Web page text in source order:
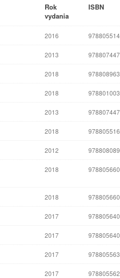
Rok
vydania
ISBN
2016
2013
2018
2018
2013
2018
2012
2018
2018
2017
2017
2017
2017